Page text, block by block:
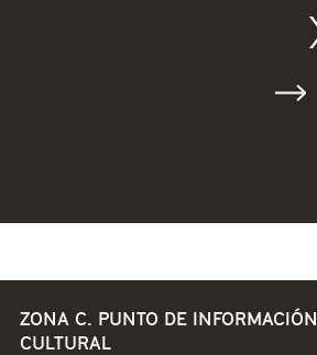
ZONA C. PUNTO DE INFORMACIÓN
CULTURAL